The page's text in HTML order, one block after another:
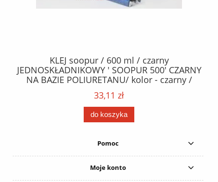
KLEJ soopur / 600 ml / czarny
JEDNOSKŁADNIKOWY ' SOOPUR 500' CZARNY
NA BAZIE POLIURETANU/ kolor - czarny /
karton 20 szt. / pistolet do kleju 307730 /
33,11 zł
do koszyka
Pomoc
Moje konto